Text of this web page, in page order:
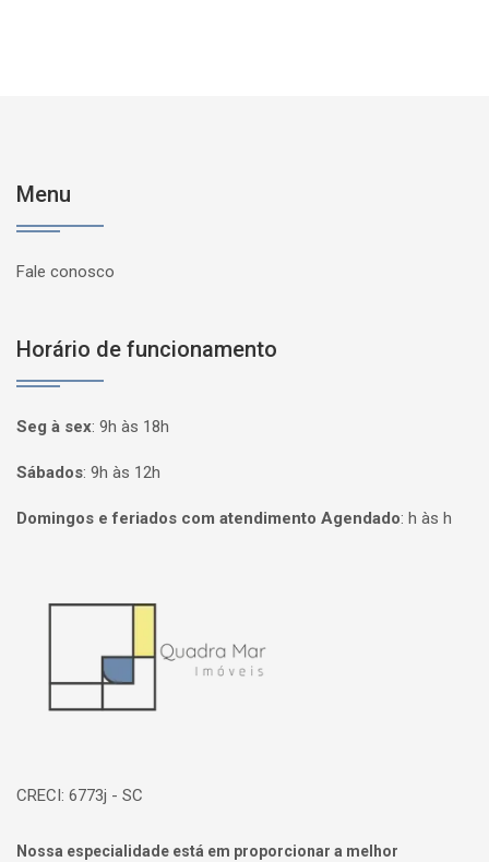
Menu
Fale conosco
Horário de funcionamento
Seg à sex: 9h às 18h
Sábados: 9h às 12h
Domingos e feriados com atendimento Agendado: h às h
CRECI: 6773j - SC
Nossa especialidade está em proporcionar a melhor